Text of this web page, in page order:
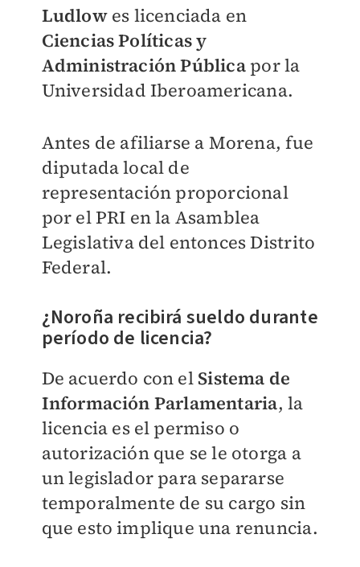
Ludlow es licenciada en
Ciencias Políticas y
Administración Públicapor la
Universidad Iberoamericana.
Antes de afiliarse a Morena, fue
diputada local de
representación proporcional
por el PRI en la Asamblea
Legislativa del entonces Distrito
Federal.
¿Noroña recibirá sueldo durante
período de licencia?
De acuerdo con el Sistema de
Información Parlamentaria, la
licencia es el permiso o
autorización que se le otorga a
un legislador para separarse
temporalmente de su cargo sin
que esto implique una renuncia.